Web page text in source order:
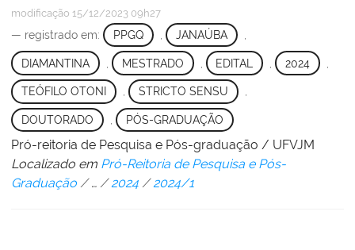
modificação 15/12/2023 09h27
— registrado em: PPGQ JANAÚBA
DIAMANTINA MESTRADO EDITAL , 2024
TEÓFILO OTONI , STRICTO SENSU ,
DOUTORADO PÓS-GRADUAÇÃO
Pró-reitoria de Pesquisa e Pós-graduação / UFVJM
Localizado em Pró-Reitoria de Pesquisa e Pós-
Graduação /… /2024 /2024/1